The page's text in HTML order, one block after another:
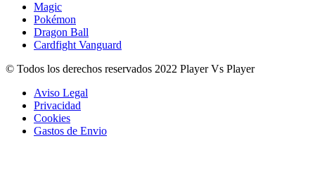
Magic
Pokémon
Dragon Ball
Cardfight Vanguard
© Todos los derechos reservados 2022 Player Vs Player
Aviso Legal
Privacidad
Cookies
Gastos de Envio